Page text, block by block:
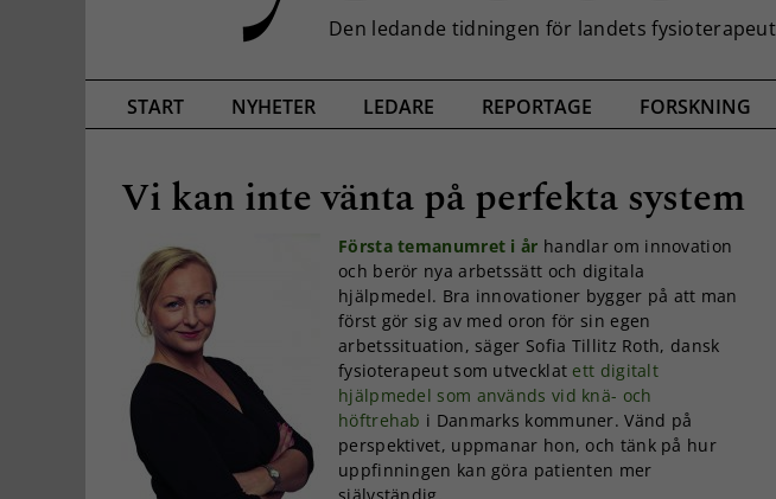
START NYHETER LEDARE REPORTAGE FORSKNING
Vi kan inte vänta på perfekta system
Första temanumret i år handlar om innovation
och berör nya arbetssätt och digitala
hjälpmedel. Bra innovationer bygger på att man
först gör sig av med oron för sin egen
arbetssituation, säger Sofia Tillitz Roth, dansk
fysioterapeut som utvecklat ett digitalt
hjälpmedel som används vid knä- och
höftrehab i Danmarks kommuner. Vänd på
perspektivet, uppmanar hon, och tänk på hur
uppfinningen kan göra patienten mer
självständig.